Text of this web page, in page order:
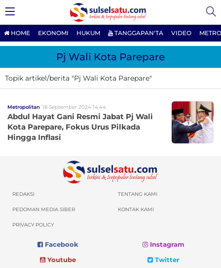
HOME EKONOMI HUKUM TANGGAPAN'TA VIDEO
Pj Wali Kota Parepare
Topik artikel/berita "Pj Wali Kota Parepare"
Metropolitan 18 September 2024 14:44
Abdul Hayat Gani Resmi Jabat Pj Wali
Kota Parepare, Fokus Urus Pilkada
Hingga Inflasi
REDAKSI TENTANG KAMI
PEDOMAN MEDIA SIBER KONTAK KAMI
PRIVACY POLICY
Facebook
Instagram
Youtube
Twitter